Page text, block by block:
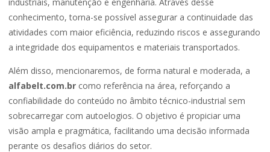
conhecimento, torna-se possível assegurar a continuidade das
atividades com maior eficiência, reduzindo riscos e assegurando
a integridade dos equipamentos e materiais transportados.
Além disso, mencionaremos, de forma natural e moderada, a
alfabelt.com.br como referência na área, reforçando a
confiabilidade do conteúdo no âmbito técnico-industrial sem
sobrecarregar com autoelogios. O objetivo é propiciar uma
visão ampla e pragmática, facilitando uma decisão informada
perante os desafios diários do setor.